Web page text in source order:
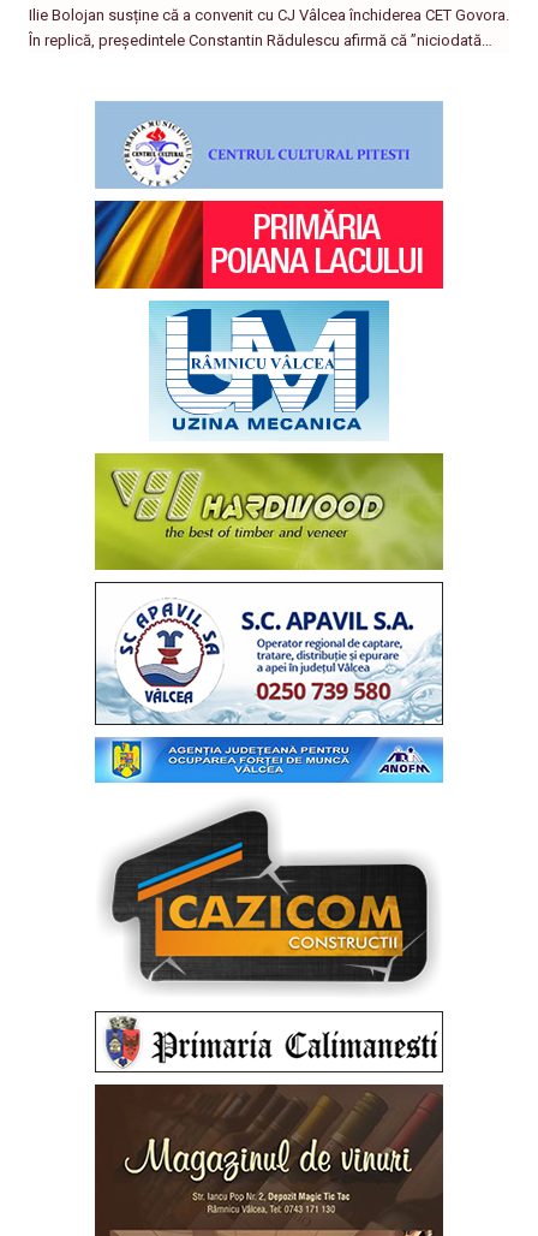
Ilie Bolojan susține că a convenit cu CJ Vâlcea închiderea CET Govora.
În replică, președintele Constantin Rădulescu afirmă că ”niciodată…